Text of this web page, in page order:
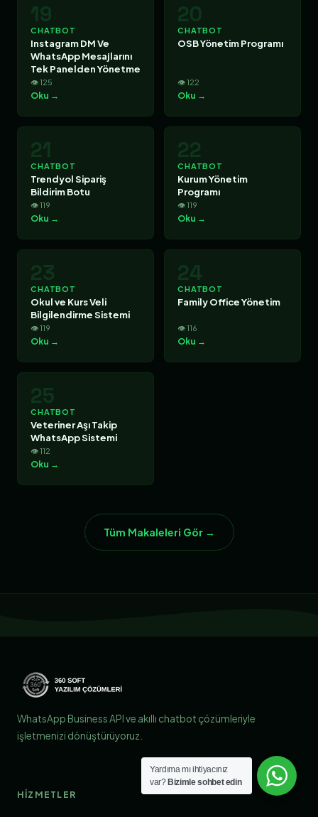
19
CHATBOT
Instagram DM Ve
WhatsApp Mesajlarını
Tek Panelden Yönetme
👁 125
Oku →
20
CHATBOT
OSB Yönetim Programı
👁 122
Oku →
21
CHATBOT
Trendyol Sipariş
Bildirim Botu
👁 119
Oku →
22
CHATBOT
Kurum Yönetim
Programı
👁 119
Oku →
23
CHATBOT
Okul ve Kurs Veli
Bilgilendirme Sistemi
👁 119
Oku →
24
CHATBOT
Family Office Yönetim
👁 116
Oku →
25
CHATBOT
Veteriner Aşı Takip
WhatsApp Sistemi
👁 112
Oku →
Tüm Makaleleri Gör →
WhatsApp Business API ve akıllı chatbot çözümleriyle
işletmenizi dönüştürüyoruz.
HIZMETLER
Yardıma mı ihtiyacınız
var? Bizimle sohbet edin